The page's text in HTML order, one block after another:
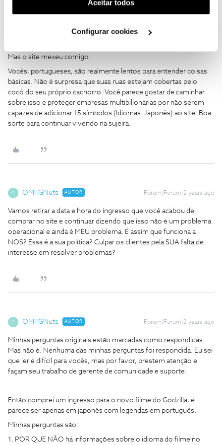
utilização dos cookies clicando em "Configurar
Aceitar todos
Configurar cookies
Atores, Sinopse, tipo de tela). Imagine não ver a data e hora do
> se você não sabia o que estava comprando, por que comprou?
Mas o site mexeu comigo.
Vocês, portugueses, são realmente lentos para entender coisas
básicas. Não é surpresa que suas ruas estejam cobertas pelo
cocô do seu próprio cachorro. Você parece gostar de caminhar
sobre isso e proteger empresas multibilionárias por não serem
capazes de adicionar 15 símbolos (Idiomas: Japonês) ao site. Boa
sorte para continuar vivendo na sujeira.
O OMFGNuts AUTOR Forum|Forum|2 years ago
Vamos retirar a data e hora do ingresso que você acabou de
comprar no site e continuar dizendo que isso não é um problema
operacional e ainda é MEU problema. É assim que funciona a
NOS? Essa é a sua política? Culpar os clientes pela SUA falta de
interesse em resolver problemas?
O OMFGNuts AUTOR Forum|Forum|2 years ago
Minhas perguntas originais estão marcadas como respondidas.
Mas não é. Nenhuma das minhas perguntas foi respondida. Eu sei
que ler é difícil para vocês, mas por favor, prestem atenção e
façam seu trabalho de gerente de comunidade e suporte.
Então comprei um ingresso para o novo filme do Godzilla, e
parece ser apenas em japonês com legendas em português.
Minhas perguntas são:
1. POR QUE NÃO há informações sobre o idioma do filme no